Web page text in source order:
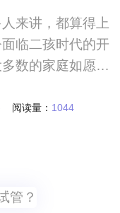
来讲，都算得上
临二孩时代的开
数的家庭如愿以
多人在选择试管
试管婴儿这项手
阅读量： 1044